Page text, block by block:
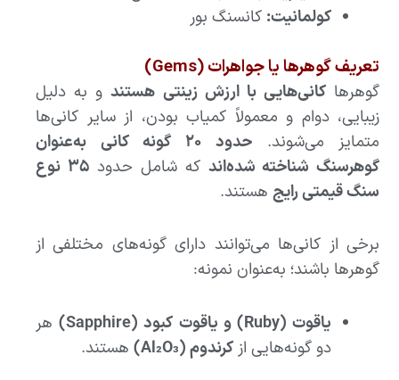
کولمانیت:کانسنگ بور
تعریف گوهرها یا جواهرات (Gems)
گوهرها کانی‌هایی با ارزش زینتی هستندو به دلیل
زیبایی، دوام و معمولاً کمیاب بودن، از سایر کانی‌ها
متمایز می‌شوند.
حدود ۲۰ گونه کانی به‌عنوان
گوهرسنگ شناخته شده‌اندکه شامل حدود
۳۵ نوع
سنگ قیمتی رایجهستند.
برخی از کانی‌ها می‌توانند دارای گونه‌های مختلفی از
گوهرها باشند؛ به‌عنوان نمونه:
یاقوت (Ruby) و یاقوت کبود (Sapphire)
هر
دو گونه‌هایی از کرندوم (Al₂O₃) هستند.